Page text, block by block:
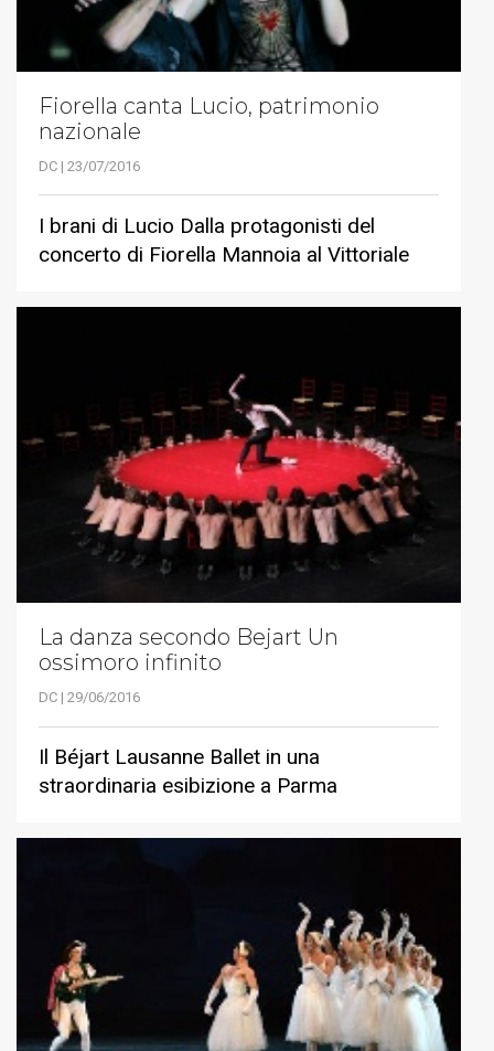
Fiorella canta Lucio, patrimonio
nazionale
DC | 23/07/2016
I brani di Lucio Dalla protagonisti del
concerto di Fiorella Mannoia al Vittoriale
La danza secondo Bejart Un
ossimoro infinito
DC | 29/06/2016
Il Béjart Lausanne Ballet in una
straordinaria esibizione a Parma